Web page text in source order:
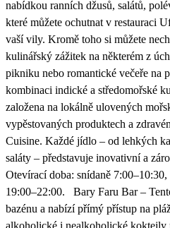
nabídkou ranních džusů, salátů,
které můžete ochutnat v restauraci
vaší vily. Kromě toho si můžete
kulinářský zážitek na některém z
pikniku nebo romantické večeře
kombinaci indické a středomořské
založena na lokálně ulovených
vypěstovaných produktech a
Cuisine. Každé jídlo – od lehkých
saláty – představuje inovativní a
Otevírací doba: snídaně
19:00–22:00. Bary Faru Bar –
bazénu a nabízí přímý přístup na
alkoholické i nealkoholické koktejly